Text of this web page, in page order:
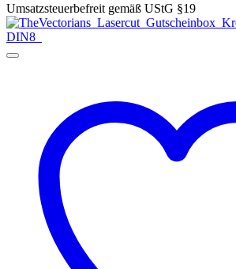
Die
Optionen
können
auf
bis
23,90€
Umsatzsteuerbefreit gemäß UStG §19